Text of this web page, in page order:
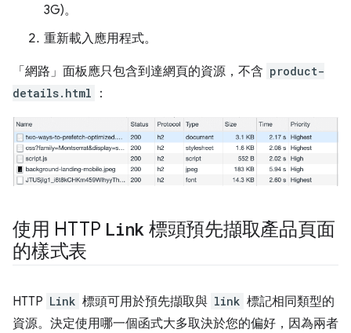
3G)。
重新載入應用程式。
「網路」 面板應只包含到達網頁的資源，不含 product-
details.html
：
使用 HTTP Link 標頭預先擷取產品頁面
的樣式表
HTTP Link 標頭可用於預先擷取與 link 標記相同類型的
資源。決定使用哪一個函式大多取決於您的偏好，因為兩者